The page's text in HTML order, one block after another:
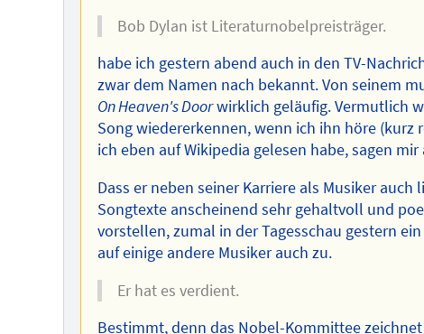
Bob Dylan ist Literaturnobelpreisträger.
habe ich gestern abend auch in den TV-
zwar dem Namen nach bekannt. Von seinem
On Heaven's Doorwirklich geläufig. Vermutlich
Song wiedererkennen, wenn ich ihn höre (kurz
ich eben auf Wikipedia gelesen habe, sagen
Dass er neben seiner Karriere als Musiker
Songtexte anscheinend sehr gehaltvoll und
vorstellen, zumal in der Tagesschau gestern
auf einige andere Musiker auch zu.
Er hat es verdient.
Bestimmt, denn das Nobel-Kommittee